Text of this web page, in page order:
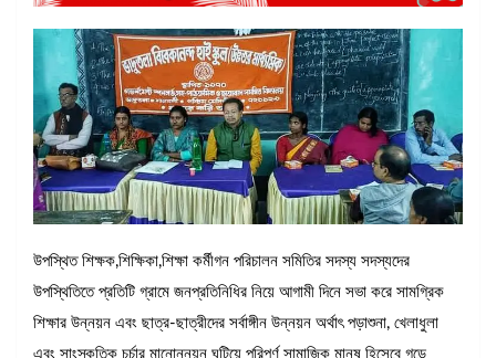
উপস্থিত শিক্ষক,শিক্ষিকা,শিক্ষা কর্মীগন পরিচালন সমিতির সদস্য সদস্যদের
উপস্থিতিতে প্রতিটি গ্রামে জনপ্রতিনিধির নিয়ে আগামী দিনে সভা করে সামগ্রিক
শিক্ষার উন্নয়ন এবং ছাত্র-ছাত্রীদের সর্বাঙ্গীন উন্নয়ন অর্থাৎ পড়াশুনা, খেলাধুলা
এবং সাংস্কৃতিক চর্চার মানোন্নয়ন ঘটিয়ে পরিপূর্ণ সামাজিক মানুষ হিসেবে গড়ে